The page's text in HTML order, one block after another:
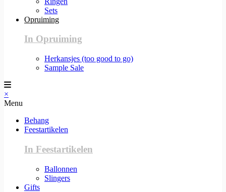
Sets
Opruiming
In Opruiming
Herkansjes (too good to go)
Sample Sale
×
Menu
Behang
Feestartikelen
In Feestartikelen
Ballonnen
Slingers
Gifts